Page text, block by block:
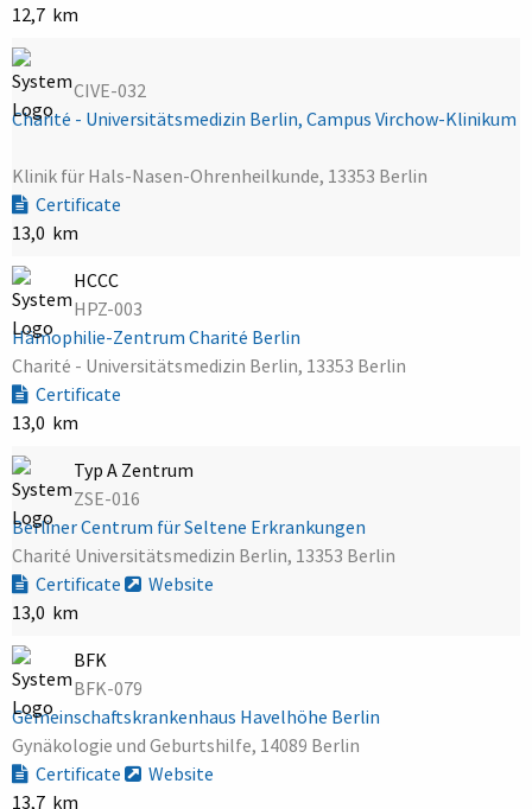
12,7 km
CIVE-032
Charité - Universitätsmedizin Berlin, Campus Virchow-Klinikum
Klinik für Hals-Nasen-Ohrenheilkunde, 13353 Berlin
Certificate
13,0 km
HCCC
HPZ-003
Hämophilie-Zentrum Charité Berlin
Charité - Universitätsmedizin Berlin, 13353 Berlin
Certificate
13,0 km
Typ A Zentrum
ZSE-016
Berliner Centrum für Seltene Erkrankungen
Charité Universitätsmedizin Berlin, 13353 Berlin
Certificate
Website
13,0 km
BFK
BFK-079
Gemeinschaftskrankenhaus Havelhöhe Berlin
Gynäkologie und Geburtshilfe, 14089 Berlin
Certificate
Website
13,7 km